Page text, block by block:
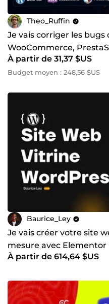
Theo_Ruffin
Je vais corriger les
WooCommerce,
À partir de 31,37 $US
Budget moyen : 248,56 $US
Baurice_Ley
Je vais créer votre site
mesure avec Elementor
À partir de 614,64 $US